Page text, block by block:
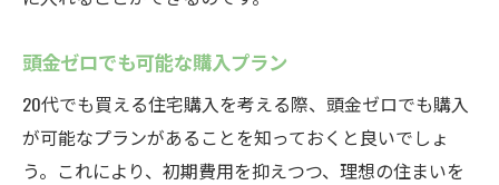
頭金ゼロでも可能な購入プラン
20代でも買える住宅購入を考える際、頭金ゼロでも購入
が可能なプランがあることを知っておくと良いでしょ
う。これにより、初期費用を抑えつつ、理想の住まいを